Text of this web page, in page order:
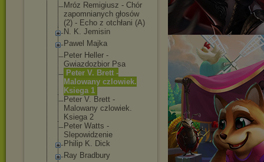
Mróz Remigiusz - Chór
zapomnianych głosów
(2) - Echo z otchłani (A)
N. K. Jemisin
Pawel Majka
Peter Heller -
Gwiazdozbior Psa
Peter V. Brett -
Malowany czlowiek.
Ksiega 1
Peter V. Brett -
Malowany czlowiek.
Ksiega 2
Peter Watts -
Slepowidzenie
Philip K. Dick
Ray Bradbury